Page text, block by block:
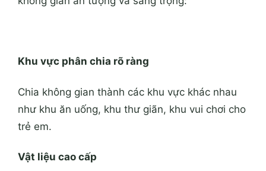
Khu vực phân chia rõ ràng
Chia không gian thành các khu vực khác nhau
như khu ăn uống, khu thư giãn, khu vui chơi cho
trẻ em.
Vật liệu cao cấp